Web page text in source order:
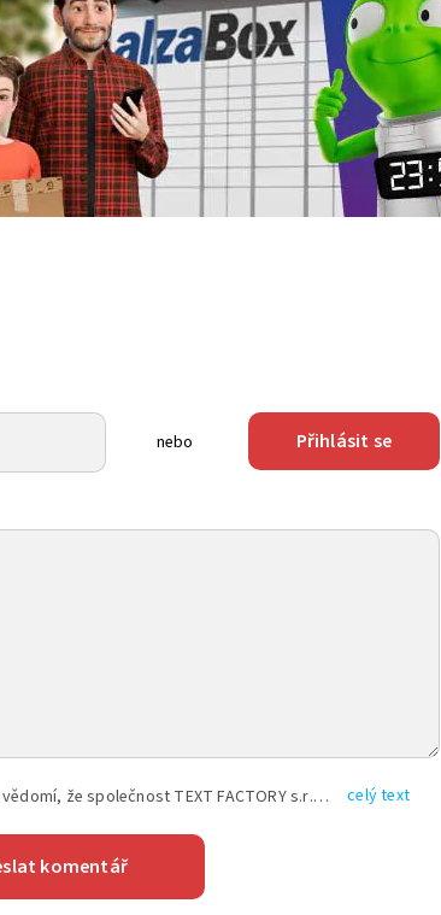
nebo Přihlásit se
Vyplněním shora uvedených údajů beru na vědomí, že společnost TEXT FACTORY s.r.o., sídlem Brno, Durďákova 336/29, Černá Pole, PSČ: 613 00, IČ: 06157831, zapsané u Krajského soudu v Brně, oddíl C, vložka 100399, bude zpracovávat mé osobní údaje uvedené v rámci mnou vyplněného registračního formuláře na základě oprávněných zájmů TEXT FACTORY s.r.o. dle čl. 6 odst. 1 písm. f) GDPR a pro splnění právních povinností (čl. 6 odst. 1 písm. c) GDPR), a to pro tyto účely: nezbytnost zajistit oprávnění návštěvníka webových stránek provozovaných společností TEXT FACTORY s.r.o. přispívat aktivně ke zveřejněným článkům nebo v rámci diskusních fór a výkon práv TEXT FACTORY s.r.o. jako administrátora těchto diskusních fór. Více informací o zpracování osobních údajů a právech lze nalézt v celý text